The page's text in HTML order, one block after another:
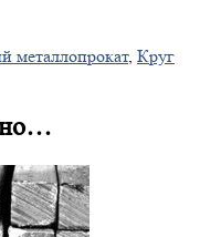
металлопрокат, Круг